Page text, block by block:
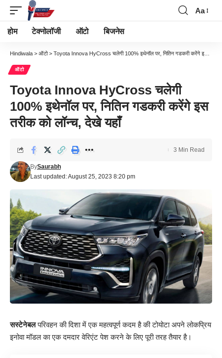
Font
Aa
होम टेक्नोलॉजी ऑटो बिजनेस
Hindiwala > ऑटो> Toyota Innova HyCross चलेगी 100% इथेनॉल पर, नितिन गडकरी करेंगे इस तरीक को लॉन्च, देखे यहाँ
ऑटो
Toyota Innova HyCross चलेगी
100% इथेनॉल पर, नितिन गडकरी करेंगे इस
तरीक को लॉन्च, देखे यहाँ
Last updated: August 25, 2023 8:20 pm
BySaurabh
3 Min Read
सस्टेनेबलपरिवहन की दिशा में एक महत्वपूर्ण कदम है की टोयोटा अपने लोकप्रिय
इनोवा मॉडल का एक दमदार वेरिएंट पेश करने के लिए पूरी तरह तैयार है।